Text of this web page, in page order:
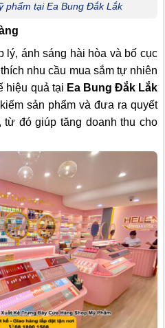
phẩm tại Ea Bung Đắk Lắk
lý, ánh sáng hài hòa và bố cục
nhu cầu mua sắm tự nhiên
hiệu quả tại Ea Bung Đắk Lắk
sản phẩm và đưa ra quyết
đó giúp tăng doanh thu cho